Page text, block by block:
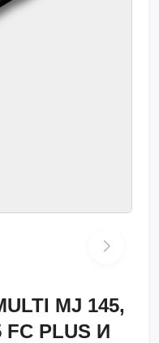
MJ 145,
FC PLUS И